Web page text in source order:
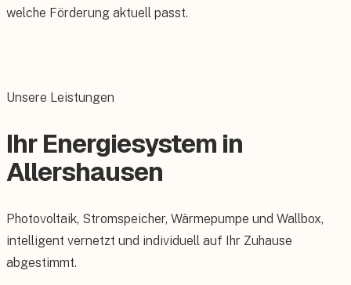
welche Förderung aktuell passt.
Unsere Leistungen
Ihr Energiesystem in
Allershausen
Photovoltaik, Stromspeicher, Wärmepumpe und Wallbox,
intelligent vernetzt und individuell auf Ihr Zuhause
abgestimmt.